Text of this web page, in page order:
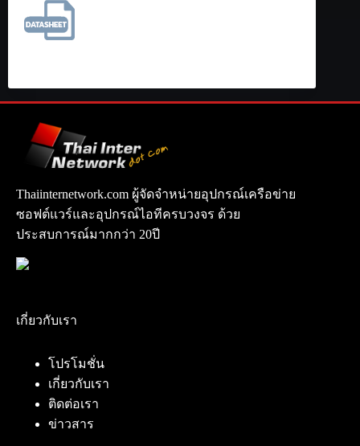
Thaiinternetwork.com ผู้จัดจำหน่ายอุปกรณ์เครือข่าย
ซอฟต์แวร์และอุปกรณ์ไอทีครบวงจร ด้วย
ประสบการณ์มากกว่า 20ปี
เกี่ยวกับเรา
โปรโมชั่น
เกี่ยวกับเรา
ติดต่อเรา
ข่าวสาร